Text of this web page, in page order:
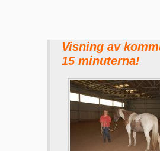
Visning av
15 minuterna!